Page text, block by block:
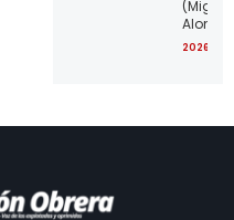
(Miguel
Alonso)
2026-